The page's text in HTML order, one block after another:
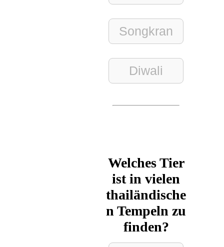
Songkran
Diwali
Welches Tier
ist in vielen
thailändische
n Tempeln zu
finden?